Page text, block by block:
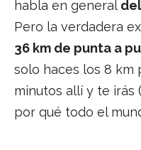
habla en general
Pero la verdadera
36 km de punta a
solo haces los 8 km
minutos allí y te irás
por qué todo el